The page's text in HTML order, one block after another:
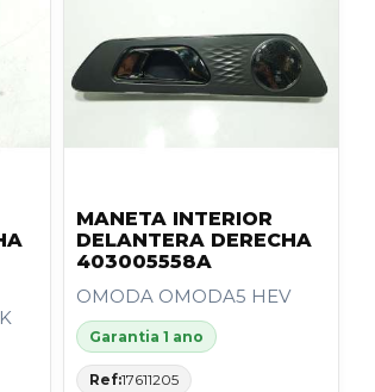
MANETA INTERIOR
DELANTERA DERECHA
403005558A
OMODA OMODA5 HEV
Garantia 1 ano
Ref:17611205